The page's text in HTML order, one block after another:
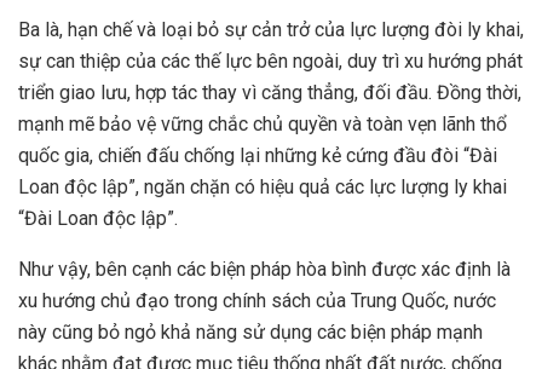
Ba là, hạn chế và loại bỏ sự cản trở của lực lượng đòi ly khai,
sự can thiệp của các thế lực bên ngoài, duy trì xu hướng phát
triển giao lưu, hợp tác thay vì căng thẳng, đối đầu. Đồng thời,
mạnh mẽ bảo vệ vững chắc chủ quyền và toàn vẹn lãnh thổ
quốc gia, chiến đấu chống lại những kẻ cứng đầu đòi “Đài
Loan độc lập”, ngăn chặn có hiệu quả các lực lượng ly khai
“Đài Loan độc lập”.
Như vậy, bên cạnh các biện pháp hòa bình được xác định là
xu hướng chủ đạo trong chính sách của Trung Quốc, nước
này cũng bỏ ngỏ khả năng sử dụng các biện pháp mạnh
khác nhằm đạt được mục tiêu thống nhất đất nước, chống